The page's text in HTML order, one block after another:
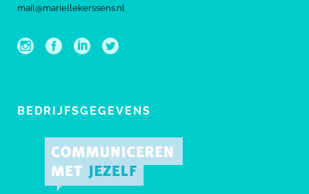
mail@mariellekerssens.nl
BEDRIJFSGEGEVENS